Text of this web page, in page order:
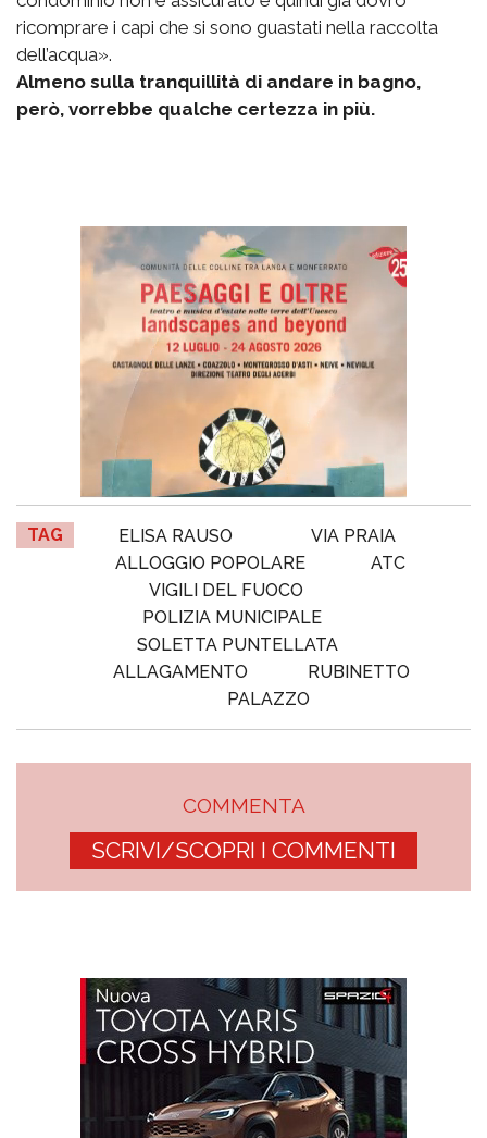
ricomprare i capi che si sono guastati nella raccolta
dell’acqua».
Almeno sulla tranquillità di andare in bagno,
però, vorrebbe qualche certezza in più.
TAG ELISA RAUSO
VIA PRAIA
ALLOGGIO POPOLARE
ATC
VIGILI DEL FUOCO
POLIZIA MUNICIPALE
SOLETTA PUNTELLATA
ALLAGAMENTO
RUBINETTO
PALAZZO
COMMENTA
SCRIVI/SCOPRI I COMMENTI